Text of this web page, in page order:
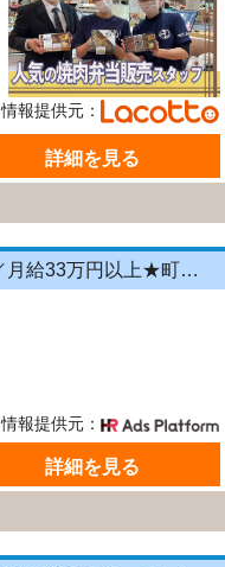
情報提供元：
詳細を見る
＼投函メイン！営業＆残業ナシ！／月給33万円以上★町歩きをしながら投函♪20～50代活躍中☆年間休日125日以上！[26750226]
情報提供元：
詳細を見る